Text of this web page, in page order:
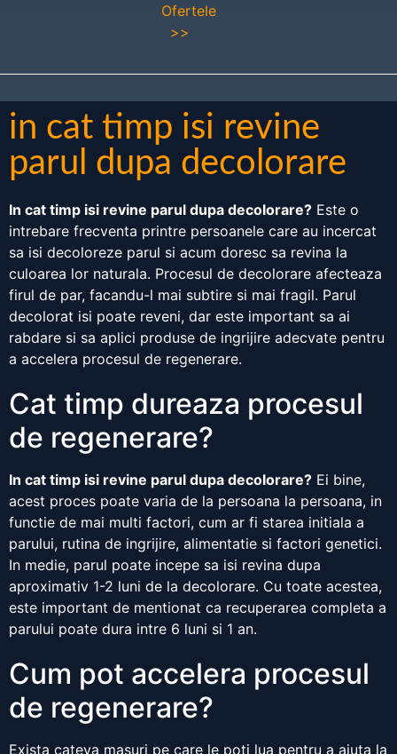
Ofertele
>>
in cat timp isi revine
parul dupa decolorare
In cat timp isi revine parul dupa decolorare? Este o
intrebare frecventa printre persoanele care au incercat
sa isi decoloreze parul si acum doresc sa revina la
culoarea lor naturala. Procesul de decolorare afecteaza
firul de par, facandu-l mai subtire si mai fragil. Parul
decolorat isi poate reveni, dar este important sa ai
rabdare si sa aplici produse de ingrijire adecvate pentru
a accelera procesul de regenerare.
Cat timp dureaza procesul
de regenerare?
In cat timp isi revine parul dupa decolorare? Ei bine,
acest proces poate varia de la persoana la persoana, in
functie de mai multi factori, cum ar fi starea initiala a
parului, rutina de ingrijire, alimentatie si factori genetici.
In medie, parul poate incepe sa isi revina dupa
aproximativ 1-2 luni de la decolorare. Cu toate acestea,
este important de mentionat ca recuperarea completa a
parului poate dura intre 6 luni si 1 an.
Cum pot accelera procesul
de regenerare?
Exista cateva masuri pe care le poti lua pentru a ajuta la